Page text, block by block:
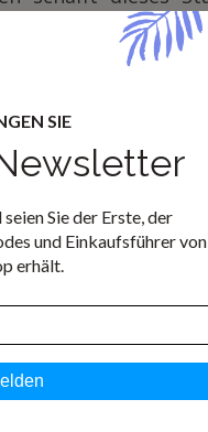
Wohlbefinden
auf
Design –
in den eigenen
SIE
Sie der Erste, der
und Einkaufsführer von
erhält.